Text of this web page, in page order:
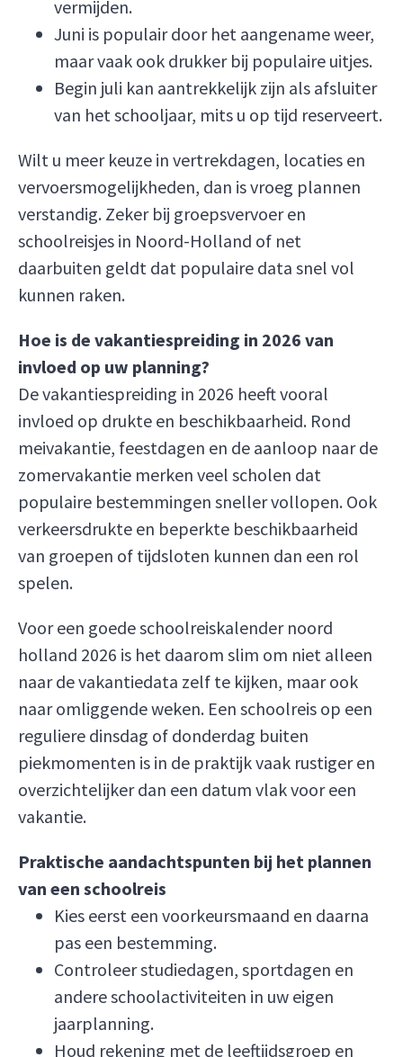
vermijden.
Juni is populair door het aangename weer,
maar vaak ook drukker bij populaire uitjes.
Begin juli kan aantrekkelijk zijn als afsluiter
van het schooljaar, mits u op tijd reserveert.
Wilt u meer keuze in vertrekdagen, locaties en
vervoersmogelijkheden, dan is vroeg plannen
verstandig. Zeker bij groepsvervoer en
schoolreisjes in Noord-Holland of net
daarbuiten geldt dat populaire data snel vol
kunnen raken.
Hoe is de vakantiespreiding in 2026 van
invloed op uw planning?
De vakantiespreiding in 2026 heeft vooral
invloed op drukte en beschikbaarheid. Rond
meivakantie, feestdagen en de aanloop naar de
zomervakantie merken veel scholen dat
populaire bestemmingen sneller vollopen. Ook
verkeersdrukte en beperkte beschikbaarheid
van groepen of tijdsloten kunnen dan een rol
spelen.
Voor een goede schoolreiskalender noord
holland 2026 is het daarom slim om niet alleen
naar de vakantiedata zelf te kijken, maar ook
naar omliggende weken. Een schoolreis op een
reguliere dinsdag of donderdag buiten
piekmomenten is in de praktijk vaak rustiger en
overzichtelijker dan een datum vlak voor een
vakantie.
Praktische aandachtspunten bij het plannen
van een schoolreis
Kies eerst een voorkeursmaand en daarna
pas een bestemming.
Controleer studiedagen, sportdagen en
andere schoolactiviteiten in uw eigen
jaarplanning.
Houd rekening met de leeftijdsgroep en